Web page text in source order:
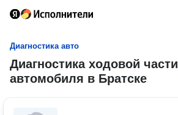
Диагностика авто
Диагностика ходовой части
автомобиля в Братске